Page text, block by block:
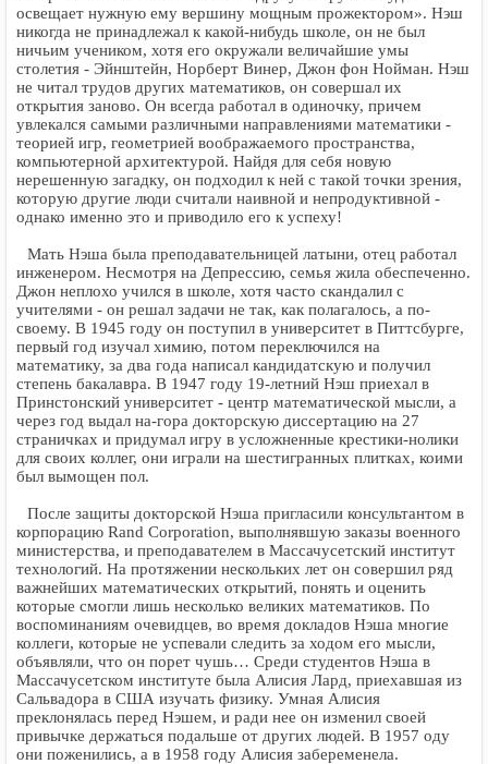
освещает нужную ему вершину мощным прожектором». Нэш
никогда не принадлежал к какой-нибудь школе, он не был
ничьим учеником, хотя его окружали величайшие умы
столетия - Эйнштейн, Норберт Винер, Джон фон Нойман. Нэш
не читал трудов других математиков, он совершал их
открытия заново. Он всегда работал в одиночку, причем
увлекался самыми различными направлениями математики -
теорией игр, геометрией воображаемого пространства,
компьютерной архитектурой. Найдя для себя новую
нерешенную загадку, он подходил к ней с такой точки зрения,
которую другие люди считали наивной и непродуктивной -
однако именно это и приводило его к успеху!
Мать Нэша была преподавательницей латыни, отец работал
инженером. Несмотря на Депрессию, семья жила обеспеченно.
Джон неплохо учился в школе, хотя часто скандалил с
учителями - он решал задачи не так, как полагалось, а по-
своему. В 1945 году он поступил в университет в Питтсбурге,
первый год изучал химию, потом переключился на
математику, за два года написал кандидатскую и получил
степень бакалавра. В 1947 году 19-летний Нэш приехал в
Принстонский университет - центр математической мысли, а
через год выдал на-гора докторскую диссертацию на 27
страничках и придумал игру в усложненные крестики-нолики
для своих коллег, они играли на шестигранных плитках, коими
был вымощен пол.
После защиты докторской Нэша пригласили консультантом в
корпорацию Rand Corporation, выполнявшую заказы военного
министерства, и преподавателем в Массачусетский институт
технологий. На протяжении нескольких лет он совершил ряд
важнейших математических открытий, понять и оценить
которые смогли лишь несколько великих математиков. По
воспоминаниям очевидцев, во время докладов Нэша многие
коллеги, которые не успевали следить за ходом его мысли,
объявляли, что он порет чушь… Среди студентов Нэша в
Массачусетском институте была Алисия Лард, приехавшая из
Сальвадора в США изучать физику. Умная Алисия
преклонялась перед Нэшем, и ради нее он изменил своей
привычке держаться подальше от других людей. В 1957 оду
они поженились, а в 1958 году Алисия забеременела.